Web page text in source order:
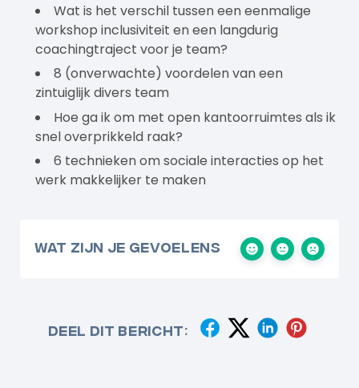
Wat is het verschil tussen een eenmalige
workshop inclusiviteit en een langdurig
coachingtraject voor je team?
8 (onverwachte) voordelen van een
zintuiglijk divers team
Hoe ga ik om met open kantoorruimtes als ik
snel overprikkeld raak?
6 technieken om sociale interacties op het
werk makkelijker te maken
Wat zijn je gevoelens
Deel dit bericht: